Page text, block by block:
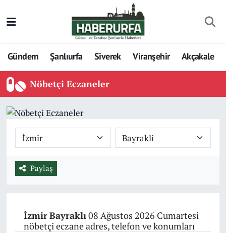
Gündem Şanlıurfa Siverek Viranşehir Akçakale
Nöbetçi Eczaneler
Paylaş
İzmirBayraklı08 Ağustos 2026 Cumartesi
nöbetçi eczane adres, telefon ve konumları